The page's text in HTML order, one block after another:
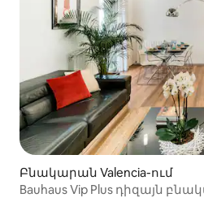
Բնակարան Valencia-ում
Bauhaus Vip Plus դիզայն